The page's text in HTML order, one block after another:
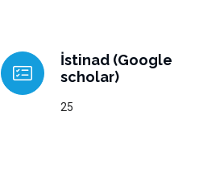
İstinad (Google
scholar)
25